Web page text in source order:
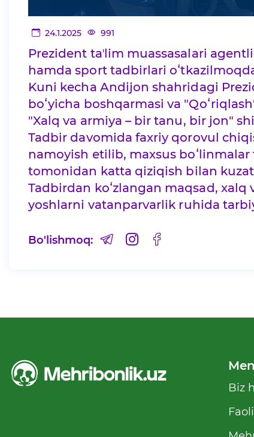
24.1.2025 991
Prezident taʼlim muassasalari
hamda sport tadbirlari
Kuni kecha Andijon shahridagi
boʻyicha boshqarmasi va
"Xalq va armiya – bir tanu, bir jon"
Tadbir davomida faxriy qorovul
namoyish etilib, maxsus
tomonidan katta qiziqish bilan
Tadbirdan koʻzlangan maqsad,
yoshlarni vatanparvarlik ruhida
Bo'lishmoq:
Biz